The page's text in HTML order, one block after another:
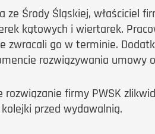
ze Środy Śląskiej, właściciel
kątowych i wiertarek.
zwracali go w terminie.
rozwiązywania umowy
rozwiązanie firmy PWSK
przed wydawalnią.